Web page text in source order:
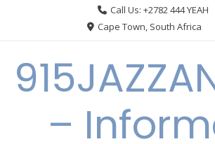
Call Us: +2782 444 YEAH
Cape Town, South Africa
–